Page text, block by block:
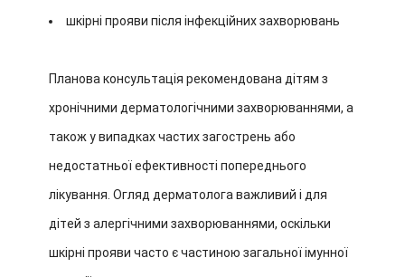
шкірні прояви після інфекційних захворювань
Планова консультація рекомендована дітям з
хронічними дерматологічними захворюваннями, а
також у випадках частих загострень або
недостатньої ефективності попереднього
лікування. Огляд дерматолога важливий і для
дітей з алергічними захворюваннями, оскільки
шкірні прояви часто є частиною загальної імунної